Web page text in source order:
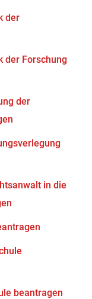
der
der Forschung
der
in die
beantragen